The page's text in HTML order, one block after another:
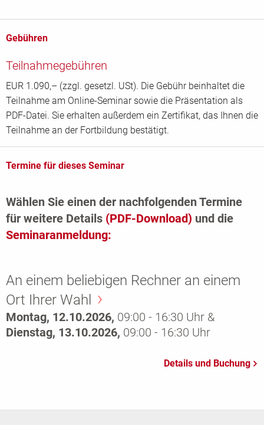
Gebühren
Teilnahmegebühren
EUR 1.090,– (zzgl. gesetzl. USt). Die Gebühr beinhaltet die
Teilnahme am Online-Seminar sowie die Präsentation als
PDF-Datei. Sie erhalten außerdem ein Zertifikat, das Ihnen die
Teilnahme an der Fortbildung bestätigt.
Termine für dieses Seminar
Wählen Sie einen der nachfolgenden Termine
für weitere Details (PDF-Download) und die
Seminaranmeldung:
An einem beliebigen Rechner an einem
Ort Ihrer Wahl
Montag, 12.10.2026, 09:00 - 16:30 Uhr &
Dienstag, 13.10.2026, 09:00 - 16:30 Uhr